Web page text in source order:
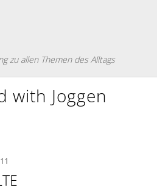
zu allen Themen des Alltags
with Joggen